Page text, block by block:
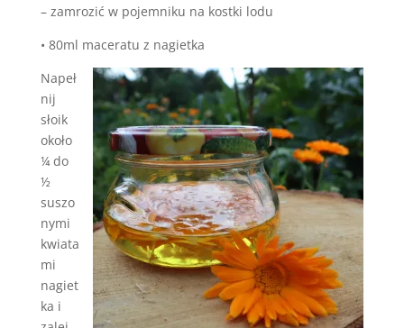
– zamrozić w pojemniku na kostki lodu
• 80ml maceratu z nagietka
Napeł
nij
słoik
około
¼ do
½
suszo
nymi
kwiata
mi
nagiet
ka i